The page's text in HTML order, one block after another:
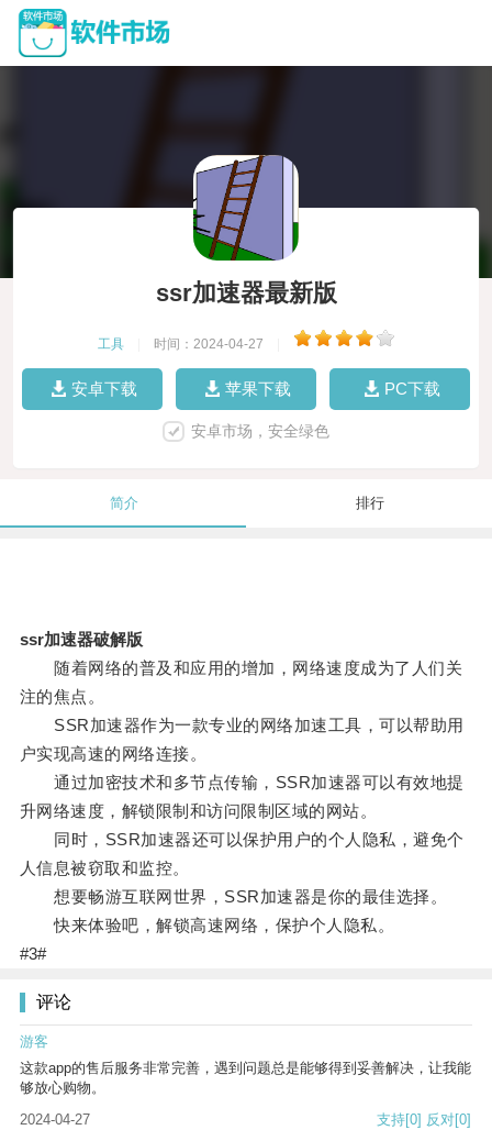
ssr加速器最新版
工具 时间：2024-04-27
安卓下载 苹果下载 PC下载
安卓市场，安全绿色
简介 排行
ssr加速器破解版
随着网络的普及和应用的增加，网络速度成为了人们关
注的焦点。
SSR加速器作为一款专业的网络加速工具，可以帮助用
户实现高速的网络连接。
通过加密技术和多节点传输，SSR加速器可以有效地提
升网络速度，解锁限制和访问限制区域的网站。
同时，SSR加速器还可以保护用户的个人隐私，避免个
人信息被窃取和监控。
想要畅游互联网世界，SSR加速器是你的最佳选择。
快来体验吧，解锁高速网络，保护个人隐私。
#3#
评论
游客
这款app的售后服务非常完善，遇到问题总是能够得到妥善解决，让我能
够放心购物。
2024-04-27
支持[0] 反对[0]